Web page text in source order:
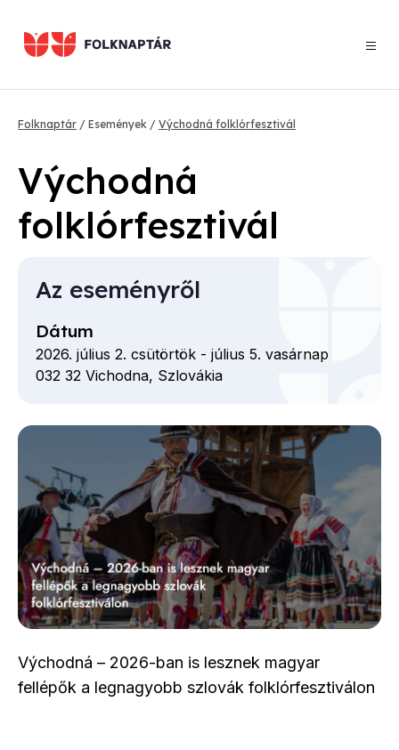
tartalomra
Morzsa
Folknaptár Események Východná folklórfesztivál
Východná
folklórfesztivál
Východná – 2026-ban is lesznek magyar
fellépők a legnagyobb szlovák folklórfesztiválon
Az eseményről
Dátum
2026. július 2. csütörtök - július 5. vasárnap
032 32 Vichodna, Szlovákia